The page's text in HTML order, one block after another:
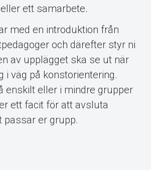
ett samarbete.
med en introduktion från
och därefter styr ni
av upplägget ska se ut när
i väg på konstorientering.
enskilt eller i mindre grupper
ett facit för att avsluta
passar er grupp.